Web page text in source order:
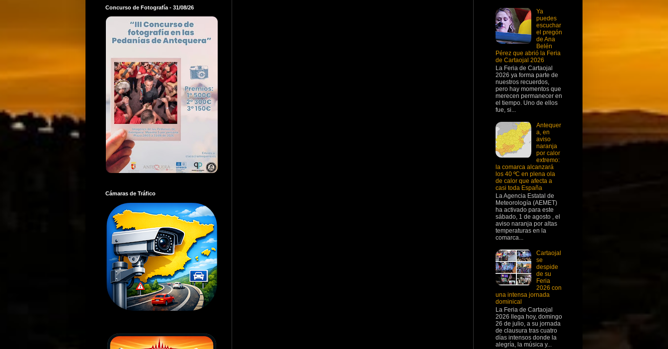
Concurso de Fotografía - 31/08/26
Cámaras de Tráfico
Ya
puedes
escuchar
el pregón
de Ana
Belén
Pérez que abrió la Feria
de Cartaojal 2026
La Feria de Cartaojal
2026 ya forma parte de
nuestros recuerdos,
pero hay momentos que
merecen permanecer en
el tiempo. Uno de ellos
fue, si...
Antequer
a, en
aviso
naranja
por calor
extremo:
la comarca alcanzará
los 40 ºC en plena ola
de calor que afecta a
casi toda España
La Agencia Estatal de
Meteorología (AEMET)
ha activado para este
sábado, 1 de agosto , el
aviso naranja por altas
temperaturas en la
comarca...
Cartaojal
se
despide
de su
Feria
2026 con
una intensa jornada
dominical
La Feria de Cartaojal
2026 llega hoy, domingo
26 de julio, a su jornada
de clausura tras cuatro
días intensos donde la
alegría, la música y...